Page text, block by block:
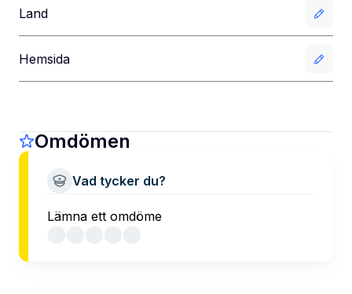
Land
Hemsida
Omdömen
Vad tycker du?
Lämna ett omdöme